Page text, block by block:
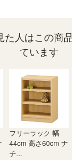
た人はこの商
ています
フリーラック 幅
44cm 高さ60cm ナ
チ...